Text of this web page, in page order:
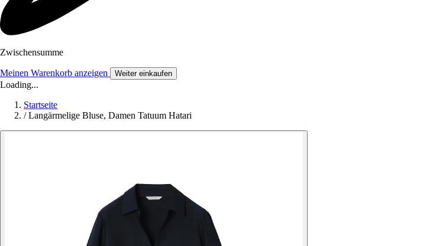
Zwischensumme
Meinen Warenkorb anzeigen Weiter einkaufen
Loading...
Startseite
/ Langärmelige Bluse, Damen Tatuum Hatari